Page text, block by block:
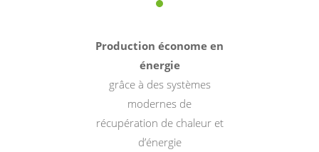
Production économe en
énergie
grâce à des systèmes
modernes de
récupération de chaleur et
d’énergie